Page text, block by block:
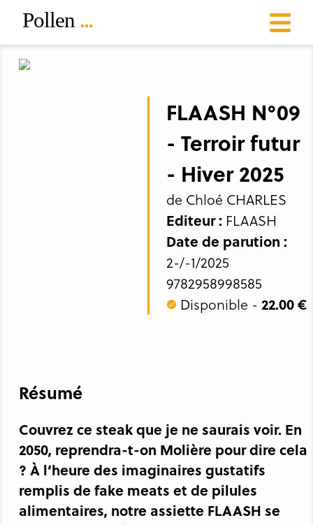
FLAASH N°09
- Terroir futur
- Hiver 2025
de Chloé CHARLES
Editeur : FLAASH
Date de parution :
2-/-1/2025
9782958998585
Disponible - 22.00 €
Résumé
Couvrez ce steak que je ne saurais voir. En
2050, reprendra-t-on Molière pour dire cela
? À l’heure des imaginaires gustatifs
remplis de fake meats et de pilules
alimentaires, notre assiette FLAASH se